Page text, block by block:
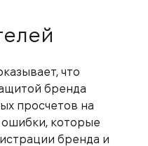
что
бренда
просчетов на
ошибки, которые
бренда и